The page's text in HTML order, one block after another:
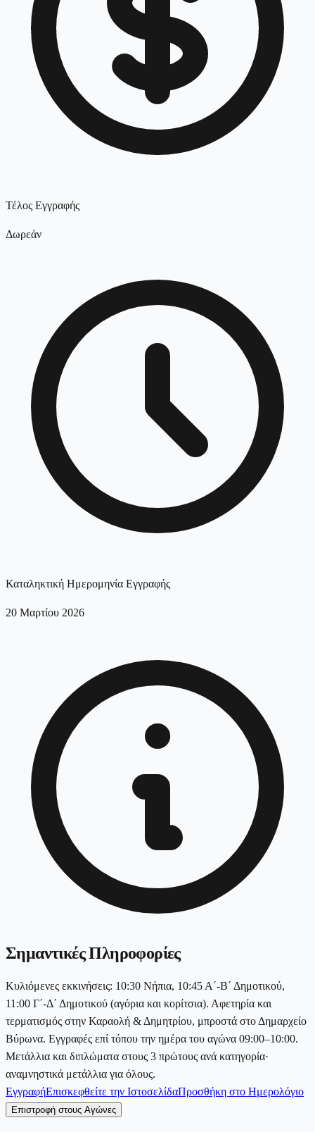
Τέλος Εγγραφής
Δωρεάν
Καταληκτική Ημερομηνία Εγγραφής
20 Μαρτίου 2026
Σημαντικές Πληροφορίες
Κυλιόμενες εκκινήσεις: 10:30 Νήπια, 10:45 Α΄-Β΄ Δημοτικού,
11:00 Γ΄-Δ΄ Δημοτικού (αγόρια και κορίτσια). Αφετηρία και
τερματισμός στην Καραολή & Δημητρίου, μπροστά στο Δημαρχείο
Βύρωνα. Εγγραφές επί τόπου την ημέρα του αγώνα 09:00–10:00.
Μετάλλια και διπλώματα στους 3 πρώτους ανά κατηγορία·
αναμνηστικά μετάλλια για όλους.
ΕγγραφήΕπισκεφθείτε την ΙστοσελίδαΠροσθήκη στο Ημερολόγιο
Επιστροφή στους Αγώνες